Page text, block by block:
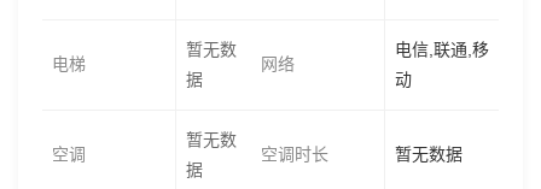
电梯
暂无数
据
网络
电信,联通,移
动
空调
暂无数
据
空调时长 暂无数据